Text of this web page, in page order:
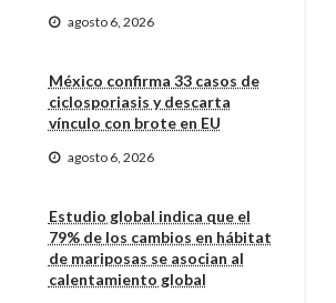
agosto 6, 2026
México confirma 33 casos de
ciclosporiasis y descarta
vínculo con brote en EU
agosto 6, 2026
Estudio global indica que el
79% de los cambios en hábitat
de mariposas se asocian al
calentamiento global